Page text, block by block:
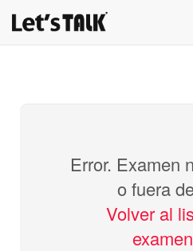
Error. Examen
o fuera
Volver al